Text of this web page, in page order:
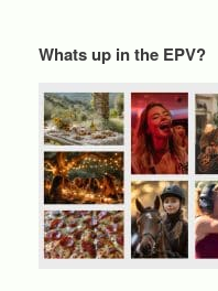
Whats up in the EPV?